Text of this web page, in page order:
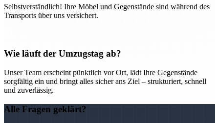
Selbstverständlich! Ihre Möbel und Gegenstände sind während des
Transports über uns versichert.
Wie läuft der Umzugstag ab?
Unser Team erscheint pünktlich vor Ort, lädt Ihre Gegenstände
sorgfältig ein und bringt alles sicher ans Ziel – strukturiert, schnell
und zuverlässig.
Alle Fragen geklärt?